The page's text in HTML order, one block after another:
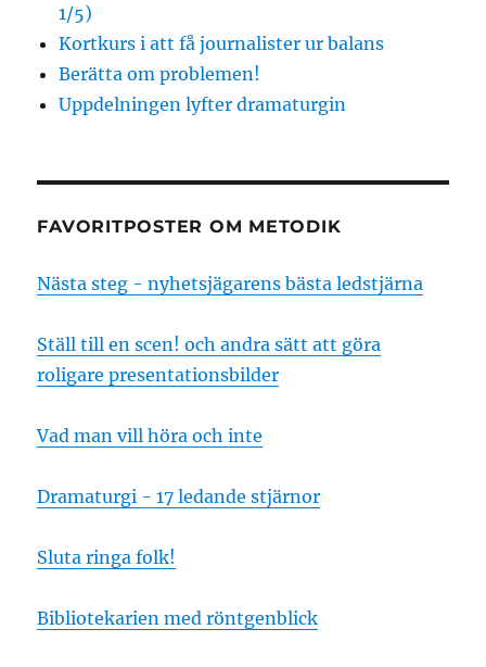
1/5)
Kortkurs i att få journalister ur balans
Berätta om problemen!
Uppdelningen lyfter dramaturgin
FAVORITPOSTER OM METODIK
Nästa steg - nyhetsjägarens bästa ledstjärna
Ställ till en scen! och andra sätt att göra
roligare presentationsbilder
Vad man vill höra och inte
Dramaturgi - 17 ledande stjärnor
Sluta ringa folk!
Bibliotekarien med röntgenblick